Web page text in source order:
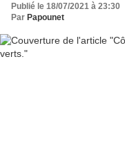
Publié le 18/07/2021 à 23:30
Par Papounet